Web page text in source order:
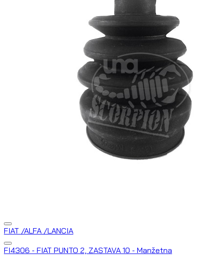
FIAT /ALFA /LANCIA
FI4306 - FIAT PUNTO 2, ZASTAVA 10 - Manžetna